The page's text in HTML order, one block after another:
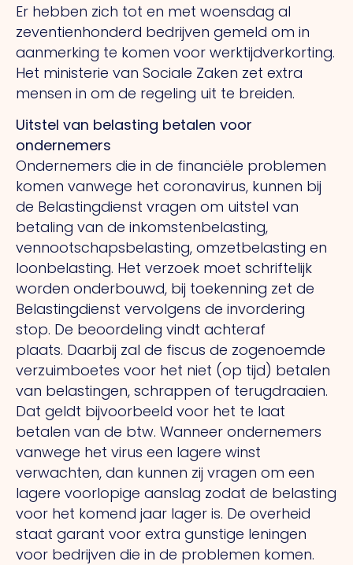
Er hebben zich tot en met woensdag al
zeventienhonderd bedrijven gemeld om in
aanmerking te komen voor werktijdverkorting.
Het ministerie van Sociale Zaken zet extra
mensen in om de regeling uit te breiden.
Uitstel van belasting betalen voor
ondernemers
Ondernemers die in de financiële problemen
komen vanwege het coronavirus, kunnen bij
de Belastingdienst vragen om uitstel van
betaling van de inkomstenbelasting,
vennootschapsbelasting, omzetbelasting en
loonbelasting. Het verzoek moet schriftelijk
worden onderbouwd, bij toekenning zet de
Belastingdienst vervolgens de invordering
stop. De beoordeling vindt achteraf
plaats. Daarbij zal de fiscus de zogenoemde
verzuimboetes voor het niet (op tijd) betalen
van belastingen, schrappen of terugdraaien.
Dat geldt bijvoorbeeld voor het te laat
betalen van de btw. Wanneer ondernemers
vanwege het virus een lagere winst
verwachten, dan kunnen zij vragen om een
lagere voorlopige aanslag zodat de belasting
voor het komend jaar lager is. De overheid
staat garant voor extra gunstige leningen
voor bedrijven die in de problemen komen.